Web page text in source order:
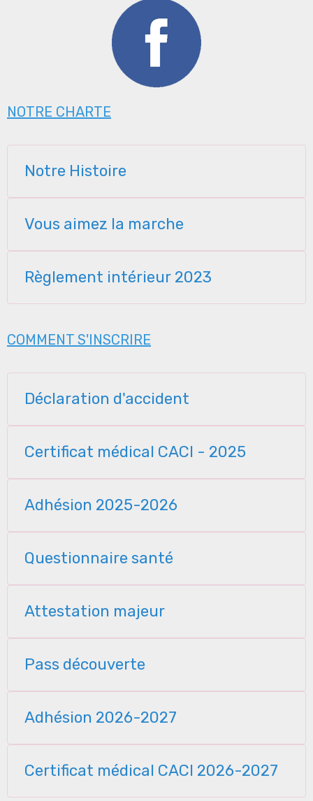
NOTRE CHARTE
Notre Histoire
Vous aimez la marche
Règlement intérieur 2023
COMMENT S'INSCRIRE
Déclaration d'accident
Certificat médical CACI - 2025
Adhésion 2025-2026
Questionnaire santé
Attestation majeur
Pass découverte
Adhésion 2026-2027
Certificat médical CACI 2026-2027